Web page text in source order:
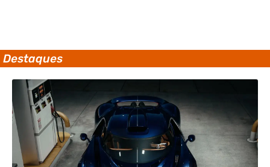
Destaques